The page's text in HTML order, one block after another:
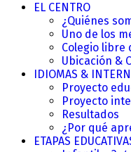
EL CENTRO
¿Quiénes
Uno de los
Colegio libre
Ubicación &
IDIOMAS &
Proyecto
Proyecto
Resultados
¿Por qué
ETAPAS